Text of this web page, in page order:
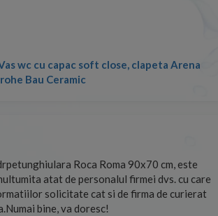
wc cu capac soft close, clapeta Arena
Bau Ceramic
Roca Roma 90x70 cm, este
atat de personalul firmei dvs. cu care
solicitate cat si de firma de curierat
bine, va doresc!